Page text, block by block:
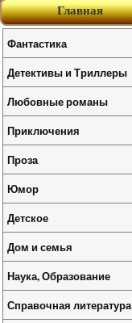
Главная
Фантастика
Детективы и Триллеры
Любовные романы
Приключения
Проза
Юмор
Детское
Дом и семья
Наука, Образование
Справочная литература